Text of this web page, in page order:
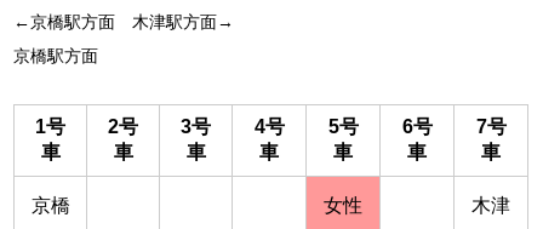
←京橋駅方面 木津駅方面→
京橋駅方面
1号
車
2号
車
3号
車
4号
車
5号
車
6号
車
7号
車
京橋
女性
木津